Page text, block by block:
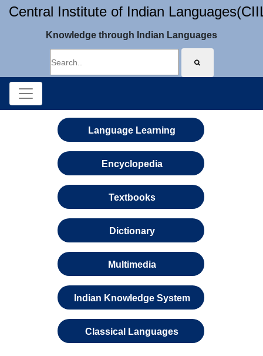
Central Institute of Indian
Knowledge through Indian Languages
Language Learning
Encyclopedia
Textbooks
Dictionary
Multimedia
Indian Knowledge System
Classical Languages